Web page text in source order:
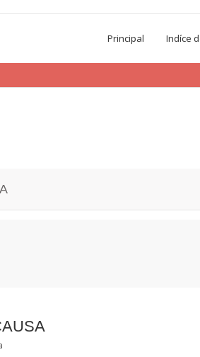
Principal Indíce